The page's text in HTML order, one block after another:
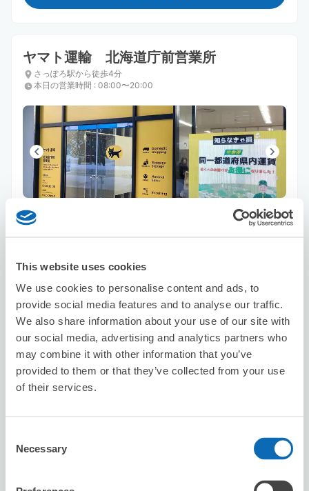
This website uses cookies
We use cookies to personalise content and ads, to
provide social media features and to analyse our traffic.
We also share information about your use of our site with
our social media, advertising and analytics partners who
may combine it with other information that you’ve
provided to them or that they’ve collected from your use
of their services.
Selection
Necessary
ヤマト運輸 北海道庁前営業所
さっぽろ駅から徒歩4分
本日の営業時間 : 08:00〜20:00
保管できる荷物数
スーツケースサイズ
この店舗を予約する
カラオケ歌屋 琴似店
琴似駅から徒歩7分